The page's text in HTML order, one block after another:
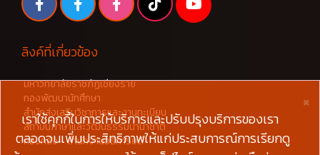
ลิงค์ที่เกี่ยวข้อง
มหาวิทยาลัยราชภัฏเชียงราย
กองพัฒนานักศึกษา
สำนักส่งเสริมวิชาการและงานทะเบียน
สถาบันภาษาและวัฒนธรรมนานาชาติ
กองคลัง - สำนักงานอธิการบดี
×
เราใช้คุกกี้ในการให้บริการและปรับปรุงบริการของเรา
ตลอดจนเพิ่มประสิทธิภาพให้แก่ประสบการณ์การเรียกดู